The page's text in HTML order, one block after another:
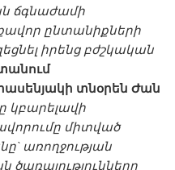
ճգնաժամի
ընտանիքների
իրենց բժշկական
տնօրեն Ժան
կբարելավի
միտված
` առողջության
ծառայությունները